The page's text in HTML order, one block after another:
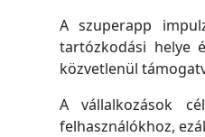
A szuperapp
tartózkodási helye
közvetlenül
A vállalkozások
felhasználókhoz,